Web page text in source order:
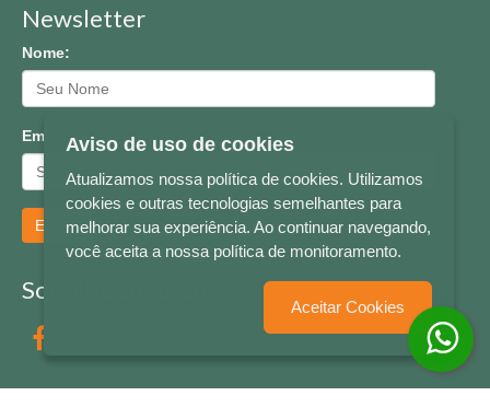
Newsletter
Nome:
Email:
Enviar
Socialize conosco
Aviso de uso de cookies
Atualizamos nossa política de cookies. Utilizamos
cookies e outras tecnologias semelhantes para
melhorar sua experiência. Ao continuar navegando,
você aceita a nossa política de monitoramento.
Aceitar Cookies